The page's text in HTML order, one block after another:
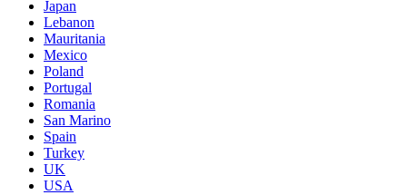
Japan
Lebanon
Mauritania
Mexico
Poland
Portugal
Romania
San Marino
Spain
Turkey
UK
USA